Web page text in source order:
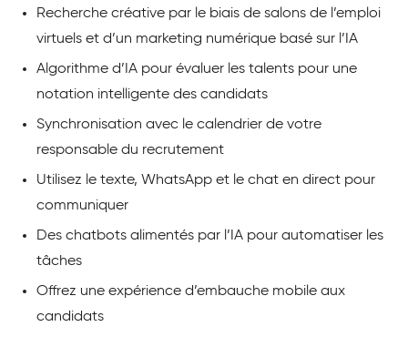
Recherche créative par le biais de salons de l’emploi
virtuels et d’un marketing numérique basé sur l’IA
Algorithme d’IA pour évaluer les talents pour une
notation intelligente des candidats
Synchronisation avec le calendrier de votre
responsable du recrutement
Utilisez le texte, WhatsApp et le chat en direct pour
communiquer
Des chatbots alimentés par l’IA pour automatiser les
tâches
Offrez une expérience d’embauche mobile aux
candidats